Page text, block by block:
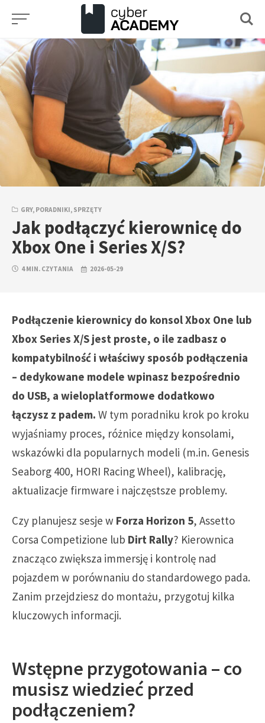
Przejdź
treści
GRY, PORADNIKI, SPRZĘTY
Jak podłączyć kierownicę do
Xbox One i Series X/S?
4 MIN. CZYTANIA 2026-05-29
Podłączenie kierownicy do konsol Xbox One lub
Xbox Series X/S jest proste, o ile zadbasz o
kompatybilność i właściwy sposób podłączenia
– dedykowane modele wpinasz bezpośrednio
do USB, a wieloplatformowe dodatkowo
łączysz z padem. W tym poradniku krok po kroku
wyjaśniamy proces, różnice między konsolami,
wskazówki dla popularnych modeli (m.in. Genesis
Seaborg 400, HORI Racing Wheel), kalibrację,
aktualizacje firmware i najczęstsze problemy.
Czy planujesz sesje w Forza Horizon 5, Assetto
Corsa Competizione lub Dirt Rally? Kierownica
znacząco zwiększa immersję i kontrolę nad
pojazdem w porównaniu do standardowego pada.
Zanim przejdziesz do montażu, przygotuj kilka
kluczowych informacji.
Wstępne przygotowania – co
musisz wiedzieć przed
podłączeniem?